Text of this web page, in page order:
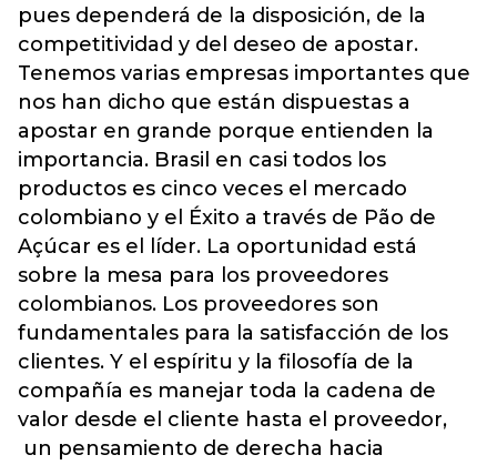
pues dependerá de la disposición, de la
competitividad y del deseo de apostar.
Tenemos varias empresas importantes que
nos han dicho que están dispuestas a
apostar en grande porque entienden la
importancia. Brasil en casi todos los
productos es cinco veces el mercado
colombiano y el Éxito a través de Pão de
Açúcar es el líder. La oportunidad está
sobre la mesa para los proveedores
colombianos. Los proveedores son
fundamentales para la satisfacción de los
clientes. Y el espíritu y la filosofía de la
compañía es manejar toda la cadena de
valor desde el cliente hasta el proveedor,
un pensamiento de derecha hacia